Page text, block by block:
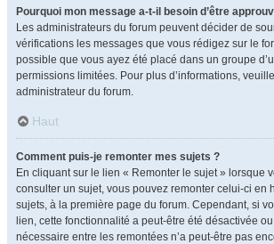
Pourquoi mon message a-t-il besoin d’être
Les administrateurs du forum peuvent décider de
vérifications les messages que vous rédigez sur le
possible que vous ayez été placé dans un groupe
permissions limitées. Pour plus d’informations,
administrateur du forum.
Haut
Comment puis-je remonter mes sujets ?
En cliquant sur le lien « Remonter le sujet » lorsque
consulter un sujet, vous pouvez remonter celui-ci en
sujets, à la première page du forum. Cependant, si
lien, cette fonctionnalité a peut-être été désactivée ou
nécessaire entre les remontées n’a peut-être pas